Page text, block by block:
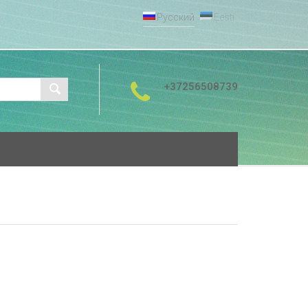
Русский Eesti
+37256508739